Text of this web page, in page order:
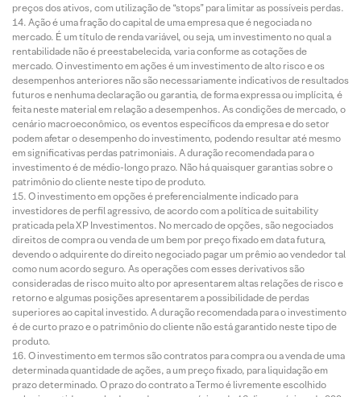
preços dos ativos, com utilização de “stops” para limitar as possíveis perdas.
Ação é uma fração do capital de uma empresa que é negociada no
mercado. É um título de renda variável, ou seja, um investimento no qual a
rentabilidade não é preestabelecida, varia conforme as cotações de
mercado. O investimento em ações é um investimento de alto risco e os
desempenhos anteriores não são necessariamente indicativos de resultados
futuros e nenhuma declaração ou garantia, de forma expressa ou implícita, é
feita neste material em relação a desempenhos. As condições de mercado, o
cenário macroeconômico, os eventos específicos da empresa e do setor
podem afetar o desempenho do investimento, podendo resultar até mesmo
em significativas perdas patrimoniais. A duração recomendada para o
investimento é de médio-longo prazo. Não há quaisquer garantias sobre o
patrimônio do cliente neste tipo de produto.
O investimento em opções é preferencialmente indicado para
investidores de perfil agressivo, de acordo com a política de suitability
praticada pela XP Investimentos. No mercado de opções, são negociados
direitos de compra ou venda de um bem por preço fixado em data futura,
devendo o adquirente do direito negociado pagar um prêmio ao vendedor tal
como num acordo seguro. As operações com esses derivativos são
consideradas de risco muito alto por apresentarem altas relações de risco e
retorno e algumas posições apresentarem a possibilidade de perdas
superiores ao capital investido. A duração recomendada para o investimento
é de curto prazo e o patrimônio do cliente não está garantido neste tipo de
produto.
O investimento em termos são contratos para compra ou a venda de uma
determinada quantidade de ações, a um preço fixado, para liquidação em
prazo determinado. O prazo do contrato a Termo é livremente escolhido